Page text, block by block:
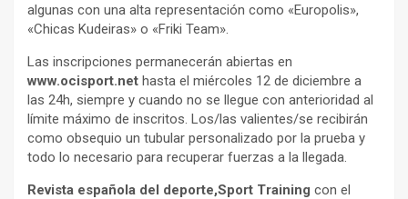
algunas con una alta representación como «Europolis»,
«Chicas Kudeiras» o «Friki Team».
Las inscripciones permanecerán abiertas en
www.ocisport.net hasta el miércoles 12 de diciembre a
las 24h, siempre y cuando no se llegue con anterioridad al
límite máximo de inscritos. Los/las valientes/se recibirán
como obsequio un tubular personalizado por la prueba y
todo lo necesario para recuperar fuerzas a la llegada.
Revista española del deporte,Sport Training con el